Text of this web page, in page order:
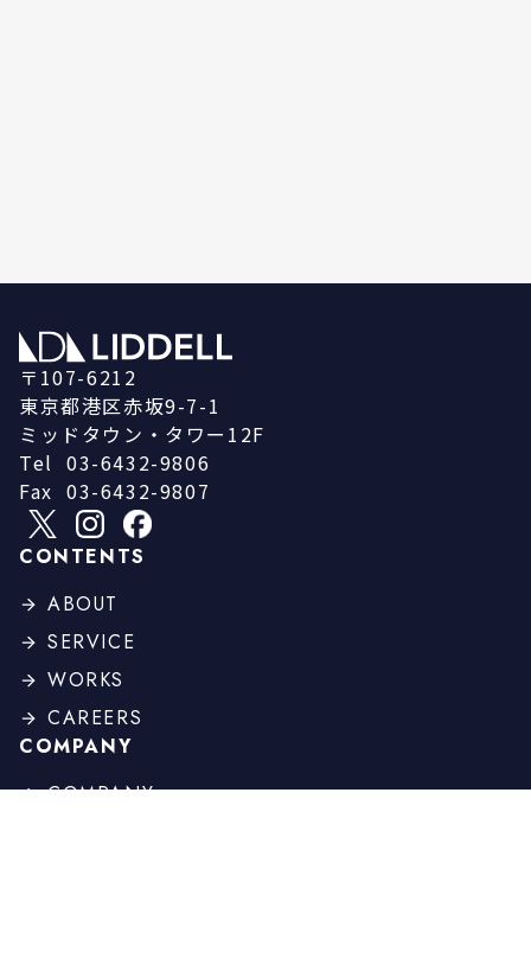
〒107-6212
東京都港区赤坂9-7-1
ミッドタウン・タワー12F
Tel 03-6432-9806
Fax 03-6432-9807
CONTENTS
ABOUT
SERVICE
WORKS
CAREERS
COMPANY
COMPANY